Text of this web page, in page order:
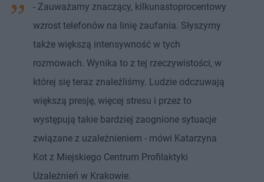
- Zauważamy znaczący, kilkunastoprocentowy
wzrost telefonów na linię zaufania. Słyszymy
także większą intensywność w tych
rozmowach. Wynika to z tej rzeczywistości, w
której się teraz znaleźliśmy. Ludzie odczuwają
większą presję, więcej stresu i przez to
występują takie bardziej zaognione sytuacje
związane z uzależnieniem - mówi Katarzyna
Kot z Miejskiego Centrum Profilaktyki
Uzależnień w Krakowie.